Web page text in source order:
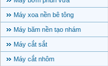
Máy xoa nền bê tông
Máy băm nền tạo nhám
Máy cắt sắt
Máy cắt nhôm